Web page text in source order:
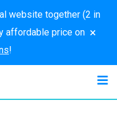
website together (2 in
affordable price on
!
×